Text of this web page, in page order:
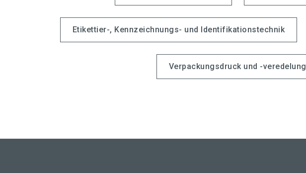
Etikettier-, Kennzeichnungs- und Identifikationstechnik
Verpackungsdruck und -veredelung